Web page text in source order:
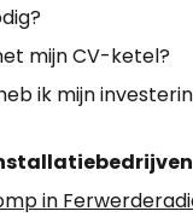
mijn CV-ketel?
ik mijn
in